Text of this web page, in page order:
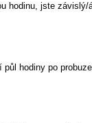
hodinu, jste závislý/
hodiny po